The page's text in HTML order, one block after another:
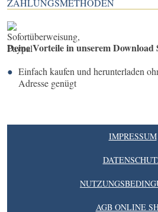
ZAHLUNGSMETHODEN
Deine Vorteile in unserem Download
Einfach kaufen und herunterladen
Adresse genügt
IMPRESSUM
AGB ONLINE